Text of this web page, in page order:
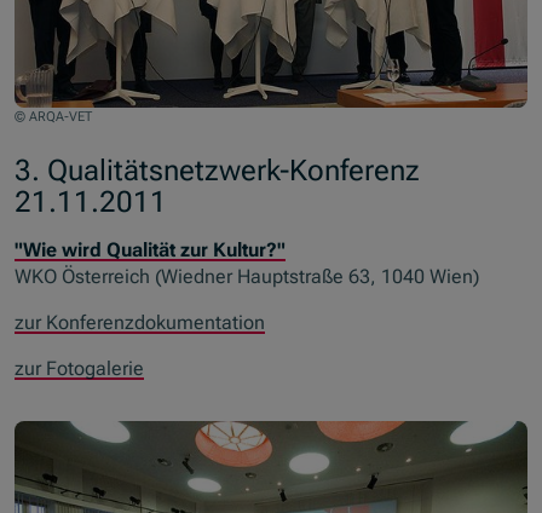
© ARQA-VET
3. Qualitätsnetzwerk-Konferenz
21.11.2011
"Wie wird Qualität zur Kultur?"
WKO Österreich (Wiedner Hauptstraße 63, 1040 Wien)
zur Konferenzdokumentation
zur Fotogalerie